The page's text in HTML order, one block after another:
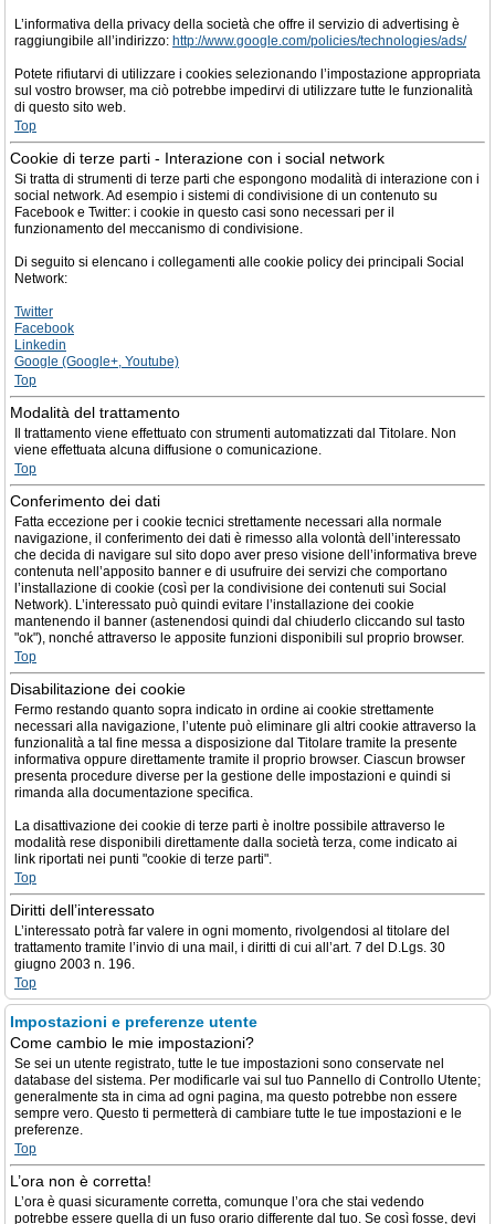
L’informativa della privacy della società che offre il servizio di advertising è
raggiungibile all’indirizzo: http://www.google.com/policies/technologies/ads/
Potete rifiutarvi di utilizzare i cookies selezionando l’impostazione appropriata
sul vostro browser, ma ciò potrebbe impedirvi di utilizzare tutte le funzionalità
di questo sito web.
Top
Cookie di terze parti - Interazione con i social network
Si tratta di strumenti di terze parti che espongono modalità di interazione con i
social network. Ad esempio i sistemi di condivisione di un contenuto su
Facebook e Twitter: i cookie in questo casi sono necessari per il
funzionamento del meccanismo di condivisione.
Di seguito si elencano i collegamenti alle cookie policy dei principali Social
Network:
Twitter
Facebook
Linkedin
Google (Google+, Youtube)
Top
Modalità del trattamento
Il trattamento viene effettuato con strumenti automatizzati dal Titolare. Non
viene effettuata alcuna diffusione o comunicazione.
Top
Conferimento dei dati
Fatta eccezione per i cookie tecnici strettamente necessari alla normale
navigazione, il conferimento dei dati è rimesso alla volontà dell’interessato
che decida di navigare sul sito dopo aver preso visione dell’informativa breve
contenuta nell’apposito banner e di usufruire dei servizi che comportano
l’installazione di cookie (così per la condivisione dei contenuti sui Social
Network). L’interessato può quindi evitare l’installazione dei cookie
mantenendo il banner (astenendosi quindi dal chiuderlo cliccando sul tasto
"ok"), nonché attraverso le apposite funzioni disponibili sul proprio browser.
Top
Disabilitazione dei cookie
Fermo restando quanto sopra indicato in ordine ai cookie strettamente
necessari alla navigazione, l’utente può eliminare gli altri cookie attraverso la
funzionalità a tal fine messa a disposizione dal Titolare tramite la presente
informativa oppure direttamente tramite il proprio browser. Ciascun browser
presenta procedure diverse per la gestione delle impostazioni e quindi si
rimanda alla documentazione specifica.
La disattivazione dei cookie di terze parti è inoltre possibile attraverso le
modalità rese disponibili direttamente dalla società terza, come indicato ai
link riportati nei punti "cookie di terze parti".
Top
Diritti dell’interessato
L’interessato potrà far valere in ogni momento, rivolgendosi al titolare del
trattamento tramite l’invio di una mail, i diritti di cui all’art. 7 del D.Lgs. 30
giugno 2003 n. 196.
Top
Impostazioni e preferenze utente
Come cambio le mie impostazioni?
Se sei un utente registrato, tutte le tue impostazioni sono conservate nel
database del sistema. Per modificarle vai sul tuo Pannello di Controllo Utente;
generalmente sta in cima ad ogni pagina, ma questo potrebbe non essere
sempre vero. Questo ti permetterà di cambiare tutte le tue impostazioni e le
preferenze.
Top
L’ora non è corretta!
L’ora è quasi sicuramente corretta, comunque l’ora che stai vedendo
potrebbe essere quella di un fuso orario differente dal tuo. Se così fosse, devi